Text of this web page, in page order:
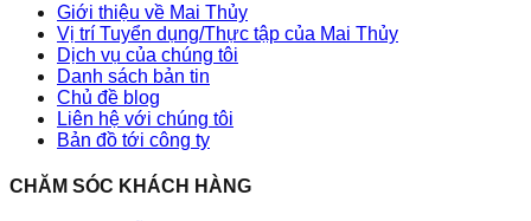
Giới thiệu về Mai Thủy
Vị trí Tuyển dụng/Thực tập của Mai Thủy
Dịch vụ của chúng tôi
Danh sách bản tin
Chủ đề blog
Liên hệ với chúng tôi
Bản đồ tới công ty
CHĂM SÓC KHÁCH HÀNG